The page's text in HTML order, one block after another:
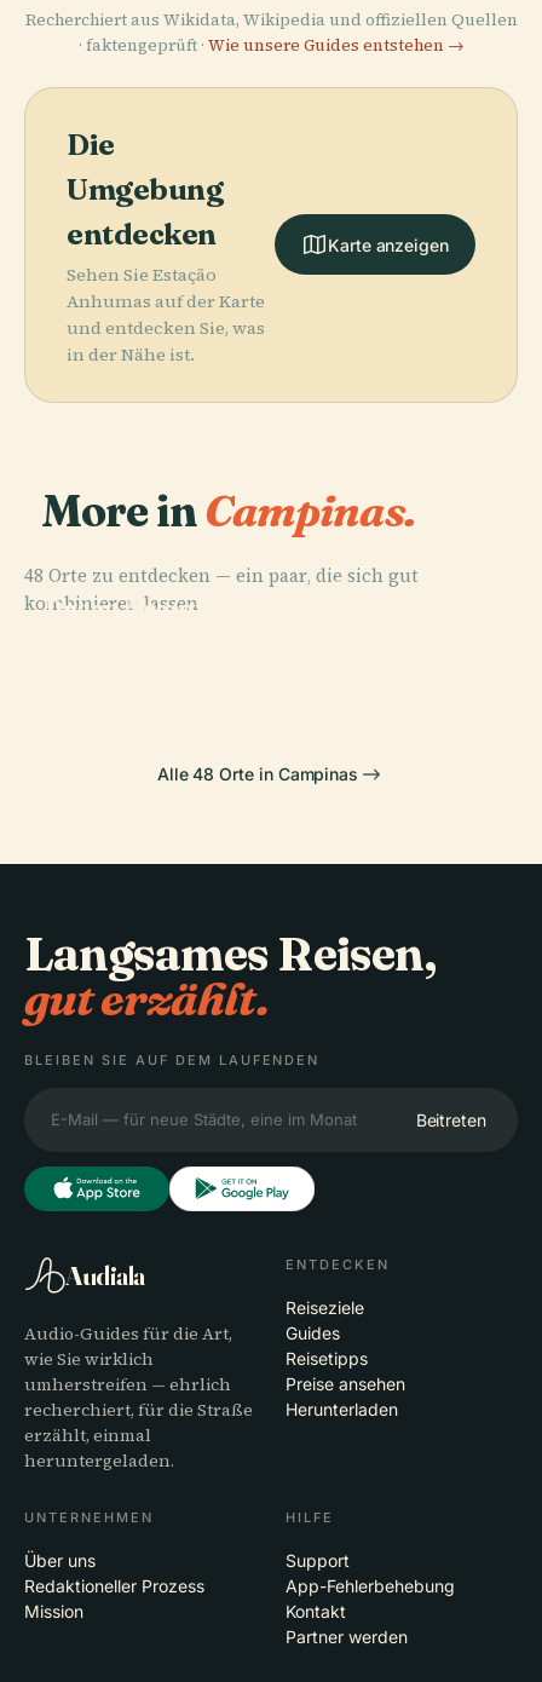
Recherchiert aus Wikidata, Wikipedia und offiziellen Quellen
· faktengeprüft · Wie unsere Guides entstehen →
Die
Umgebung
entdecken
Sehen Sie Estação
Anhumas auf der Karte
und entdecken Sie, was
in der Nähe ist.
Karte anzeigen
More inCampinas.
48 Orte zu entdecken — ein paar, die sich gut
kombinieren lassen.
PLACE
Praça Arautos
PLACE
Alle 48 Orte in Campinas
Langsames Reisen,
gut erzählt.
BLEIBEN SIE AUF DEM LAUFENDEN
Beitreten
Audiala
Audio-Guides für die Art,
wie Sie wirklich
umherstreifen — ehrlich
recherchiert, für die Straße
erzählt, einmal
heruntergeladen.
ENTDECKEN
Reiseziele
Guides
Reisetipps
Preise ansehen
Herunterladen
UNTERNEHMEN
Über uns
Redaktioneller Prozess
Mission
HILFE
Support
App-Fehlerbehebung
Kontakt
Partner werden